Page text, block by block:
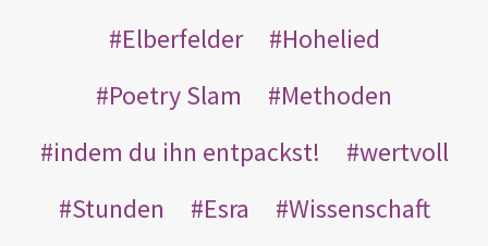
Elberfelder
Hohelied
Poetry Slam
Methoden
indem du ihn entpackst!
wertvoll
Stunden
Esra
Wissenschaft